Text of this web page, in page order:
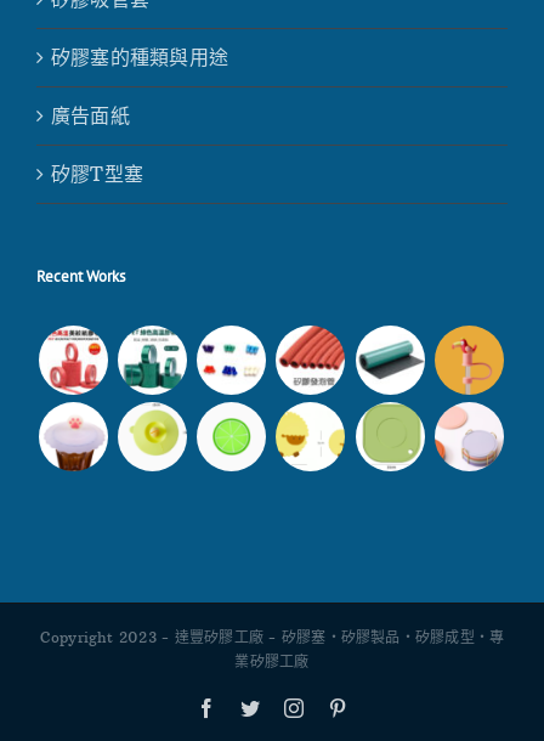
矽膠塞的種類與用途
廣告面紙
矽膠T型塞
Recent Works
Copyright 2023 - 達豐矽膠工廠 - 矽膠塞・矽膠製品・矽膠成型・專
業矽膠工廠
Facebook
TwitterInstagram